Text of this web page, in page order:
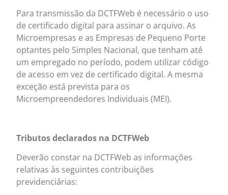
Para transmissão da DCTFWeb é necessário o uso
de certificado digital para assinar o arquivo. As
Microempresas e as Empresas de Pequeno Porte
optantes pelo Simples Nacional, que tenham até
um empregado no período, podem utilizar código
de acesso em vez de certificado digital. A mesma
exceção está prevista para os
Microempreendedores Individuais (MEI).
Tributos declarados na DCTFWeb
Deverão constar na DCTFWeb as informações
relativas às seguintes contribuições
previdenciárias: